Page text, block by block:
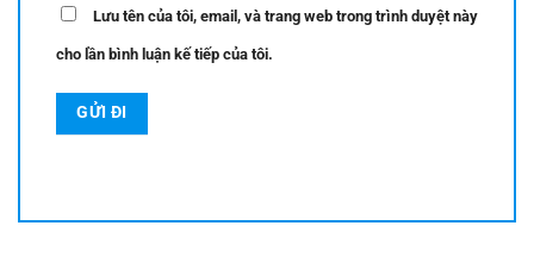
Lưu tên của tôi, email, và trang web trong trình duyệt này
cho lần bình luận kế tiếp của tôi.